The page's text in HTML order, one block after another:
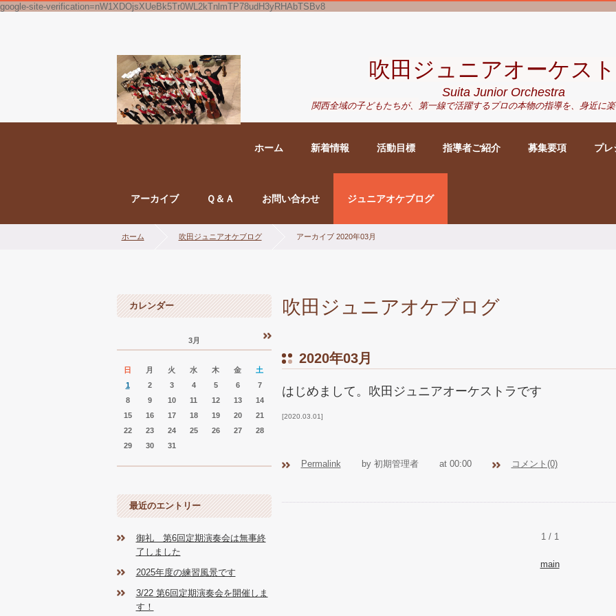
google-site-verification=nW1XDOjsXUeBk5Tr0WL2kTnlmTP78udH3yRHAbTSBv8
吹田ジュニアオーケス
Suita Junior Orchestra
関西全域の子どもたちが、 第一線で活躍するプロの本物の指導を、身近に
ホーム 新着情報 活動目標 指導者ご紹介 募集要項 プレ
アーカイブ Ｑ＆Ａ お問い合わせ ジュニアオケブログ
ホーム 吹田ジュニアオケブログ アーカイブ 2020年03月
吹田ジュニアオケブログ
2020年03月
2020.03.01
はじめまして。吹田ジュニアオーケストラです
Permalink by 初期管理者 at 00:00 コメント(0)
1 / 1
main
カレンダー
«
3月
»
日 月 火 水 木 金
土
1
2 3 4 5 6
7
8
9 10 11 12 13
14
15
16 17 18 19 20
21
22
23 24 25 26 27
28
29
30 31
最近のエントリー
御礼 第6回定期演奏会は無事終
了しました
2025年度の練習風景です
3/22 第6回定期演奏会を開催しま
す！